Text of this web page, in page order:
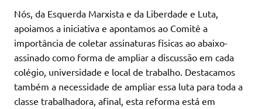
Nós, da Esquerda Marxista e da Liberdade e Luta,
apoiamos a iniciativa e apontamos ao Comitê a
importância de coletar assinaturas físicas ao abaixo-
assinado como forma de ampliar a discussão em cada
colégio, universidade e local de trabalho. Destacamos
também a necessidade de ampliar essa luta para toda a
classe trabalhadora, afinal, esta reforma está em